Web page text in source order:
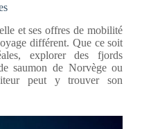
et ses offres de mobilité
différent. Que ce soit
explorer des fjords
saumon de Norvège ou
peut y trouver son